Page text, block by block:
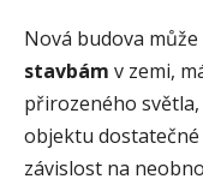
Nová budova
stavbám v zemi,
přirozeného
objektu
závislost na